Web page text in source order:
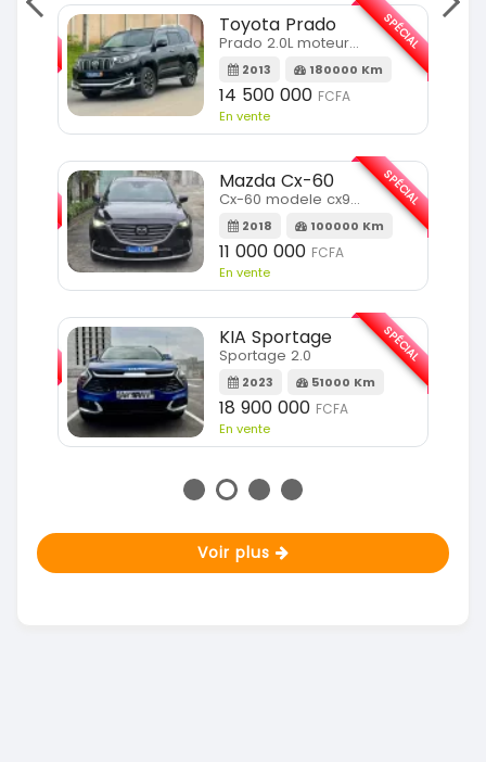
SPÉCIAL Toyota Prado
Prado 2.0L moteur d4d
2013 180000 Km
14 500 000 FCFA
En vente
SPÉCIAL
Mazda Cx-60
Cx-60 modele cx9 full option
2018 100000 Km
11 000 000 FCFA
En vente
SPÉCIAL
KIA Sportage
Sportage 2.0
2023 51000 Km
18 900 000 FCFA
En vente
SPÉCIAL
Voir plus